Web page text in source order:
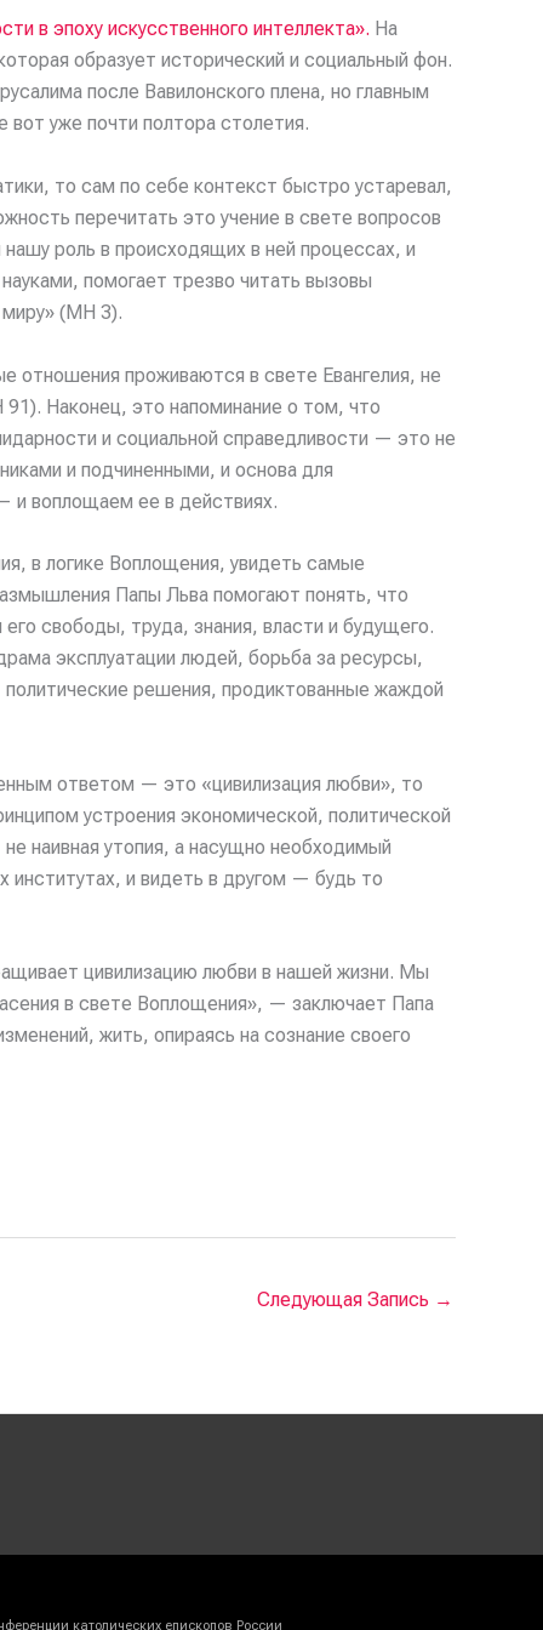
в эпоху искусственного интеллекта». На
образует исторический и социальный фон.
после Вавилонского плена, но главным
уже почти полтора столетия.
то сам по себе контекст быстро устаревал,
перечитать это учение в свете вопросов
роль в происходящих в ней процессах, и
помогает трезво читать вызовы
(MH 3).
проживаются в свете Евангелия, не
91). Наконец, это напоминание о том, что
и социальной справедливости — это не
и подчиненными, и основа для
и воплощаем ее в действиях.
в логике Воплощения, увидеть самые
Папы Льва помогают понять, что
свободы, труда, знания, власти и будущего.
эксплуатации людей, борьба за ресурсы,
решения, продиктованные жаждой
ответом — это «цивилизация любви», то
устроения экономической, политической
наивная утопия, а насущно необходимый
институтах, и видеть в другом — будь то
цивилизацию любви в нашей жизни. Мы
в свете Воплощения», — заключает Папа
жить, опираясь на сознание своего
Следующая Запись →
католических епископов России